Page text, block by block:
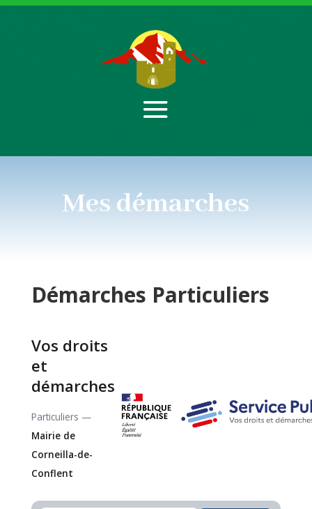
Mes démarches
Démarches Particuliers
Vos droits
et
démarches
Particuliers —
Mairie de
Corneilla-de-
Conflent